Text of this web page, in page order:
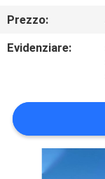
GIRO
DELLA
CONTROLLO
QUALITÀ
Prezzo:
Evidenziare: